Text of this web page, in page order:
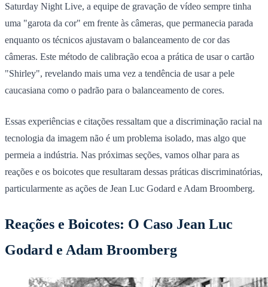
Saturday Night Live, a equipe de gravação de vídeo sempre tinha
uma "garota da cor" em frente às câmeras, que permanecia parada
enquanto os técnicos ajustavam o balanceamento de cor das
câmeras. Este método de calibração ecoa a prática de usar o cartão
"Shirley", revelando mais uma vez a tendência de usar a pele
caucasiana como o padrão para o balanceamento de cores.
Essas experiências e citações ressaltam que a discriminação racial na
tecnologia da imagem não é um problema isolado, mas algo que
permeia a indústria. Nas próximas seções, vamos olhar para as
reações e os boicotes que resultaram dessas práticas discriminatórias,
particularmente as ações de Jean Luc Godard e Adam Broomberg.
Reações e Boicotes: O Caso Jean Luc
Godard e Adam Broomberg